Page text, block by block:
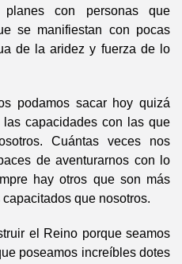
con personas que
se manifiestan con pocas
de la aridez y fuerza de lo
podamos sacar hoy quizá
capacidades con las que
Cuántas veces nos
de aventurarnos con lo
hay otros que son más
que nosotros.
el Reino porque seamos
poseamos increíbles dotes